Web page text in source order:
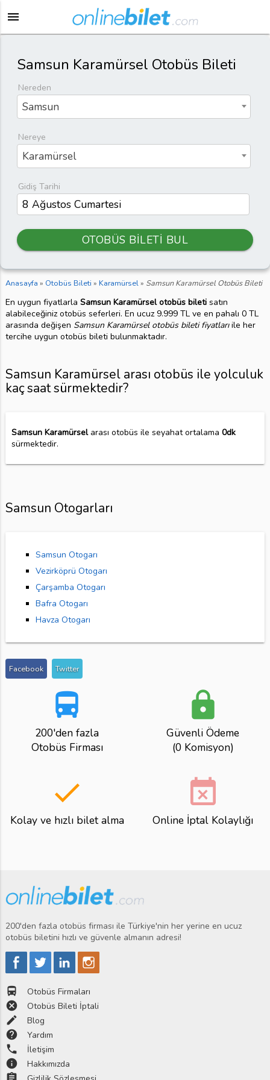
menu
Samsun Karamürsel Otobüs Bileti
Nereden
Samsun
Nereye
Karamürsel
Gidiş Tarihi
OTOBÜS BİLETİ BUL
Anasayfa » Otobüs Bileti » Karamürsel» Samsun Karamürsel Otobüs Bileti
En uygun fiyatlarla Samsun Karamürsel otobüs biletisatın
alabileceğiniz otobüs seferleri. En ucuz 9.999 TL ve en pahalı 0 TL
arasında değişen Samsun Karamürsel otobüs bileti fiyatlarıile her
tercihe uygun otobüs bileti bulunmaktadır.
Samsun Karamürsel arası otobüs ile yolculuk
kaç saat sürmektedir?
Samsun Karamürselarası otobüs ile seyahat ortalama 0dk
sürmektedir.
Samsun Otogarları
Samsun Otogarı
Vezirköprü Otogarı
Çarşamba Otogarı
Bafra Otogarı
Havza Otogarı
Facebook Twitter
directions_bus
200'den fazla
Otobüs Firması
lock
Güvenli Ödeme
(0 Komisyon)
done
Kolay ve hızlı bilet alma
event_busy
Online İptal Kolaylığı
200'den fazla otobüs firması ile Türkiye'nin her yerine en ucuz
otobüs biletini hızlı ve güvenle almanın adresi!
directions_bus Otobüs Firmaları
cancel Otobüs Bileti İptali
edit Blog
help Yardım
phone İletişim
info Hakkımızda